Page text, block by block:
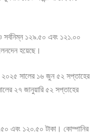
সর্বনিম্ন ১২৯.৫০ এবং ১২১.০০
হয়েছে।
২০২৫ সালের ১৬ জুন ৫২ সপ্তাহের
২৭ জানুয়ারি ৫২ সপ্তাহের
এবং ১২০.৫০ টাকা। কোম্পানির